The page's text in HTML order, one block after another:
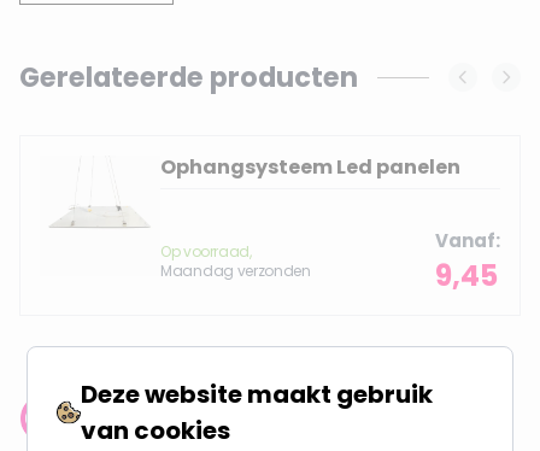
Navigating through the elements of the carousel is
Press to skip carousel
Gerelateerde producten
Ophangsysteem Led panelen
Op voorraad,
Maandag verzonden
Vanaf
9,45
Klantenbeoordeling: 9.4/10
Deze website maakt gebruik
van cookies